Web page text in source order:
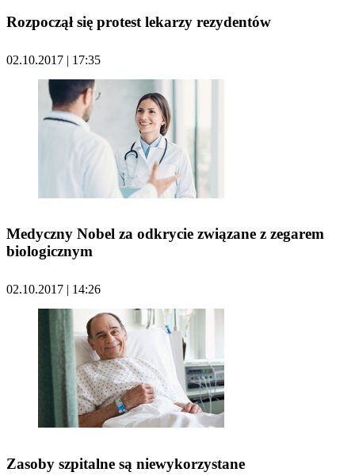
Rozpoczął się protest lekarzy rezydentów
02.10.2017 | 17:35
Medyczny Nobel za odkrycie związane z zegarem
biologicznym
02.10.2017 | 14:26
Zasoby szpitalne są niewykorzystane